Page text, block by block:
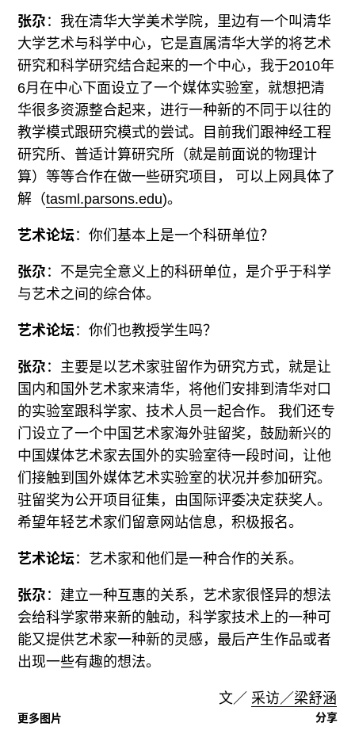
张尕 ：我在清华大学美术学院，里边有一个叫清华
大学艺术与科学中心，它是直属清华大学的将艺术
研究和科学研究结合起来的一个中心，我于2010年
6月在中心下面设立了一个媒体实验室，就想把清
华很多资源整合起来，进行一种新的不同于以往的
教学模式跟研究模式的尝试。目前我们跟神经工程
研究所、普适计算研究所（就是前面说的物理计
算）等等合作在做一些研究项目， 可以上网具体了
解（tasml.parsons.edu)。
艺术论坛：你们基本上是一个科研单位？
张尕 ：不是完全意义上的科研单位，是介乎于科学
与艺术之间的综合体。
艺术论坛：你们也教授学生吗？
张尕 ：主要是以艺术家驻留作为研究方式，就是让
国内和国外艺术家来清华，将他们安排到清华对口
的实验室跟科学家、技术人员一起合作。 我们还专
门设立了一个中国艺术家海外驻留奖，鼓励新兴的
中国媒体艺术家去国外的实验室待一段时间，让他
们接触到国外媒体艺术实验室的状况并参加研究。
驻留奖为公开项目征集，由国际评委决定获奖人。
希望年轻艺术家们留意网站信息，积极报名。
艺术论坛：艺术家和他们是一种合作的关系。
张尕 ：建立一种互惠的关系，艺术家很怪异的想法
会给科学家带来新的触动，科学家技术上的一种可
能又提供艺术家一种新的灵感，最后产生作品或者
出现一些有趣的想法。
文／ 采访／梁舒涵
更多图片 分享